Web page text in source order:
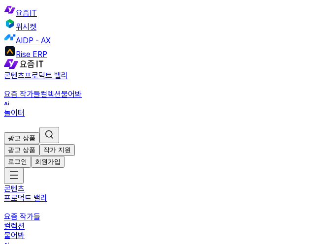
요즘IT
위시켓
AIDP - AX
Rise ERP
콘텐츠프로덕트 밸리
요즘 작가들컬렉션물어봐
놀이터
광고 상품
광고 상품
작가 지원
로그인
회원가입
콘텐츠
프로덕트 밸리
요즘 작가들
컬렉션
물어봐